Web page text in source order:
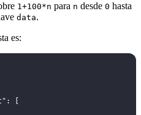
1+100*n para n desde 0 hasta
data.
es:
[